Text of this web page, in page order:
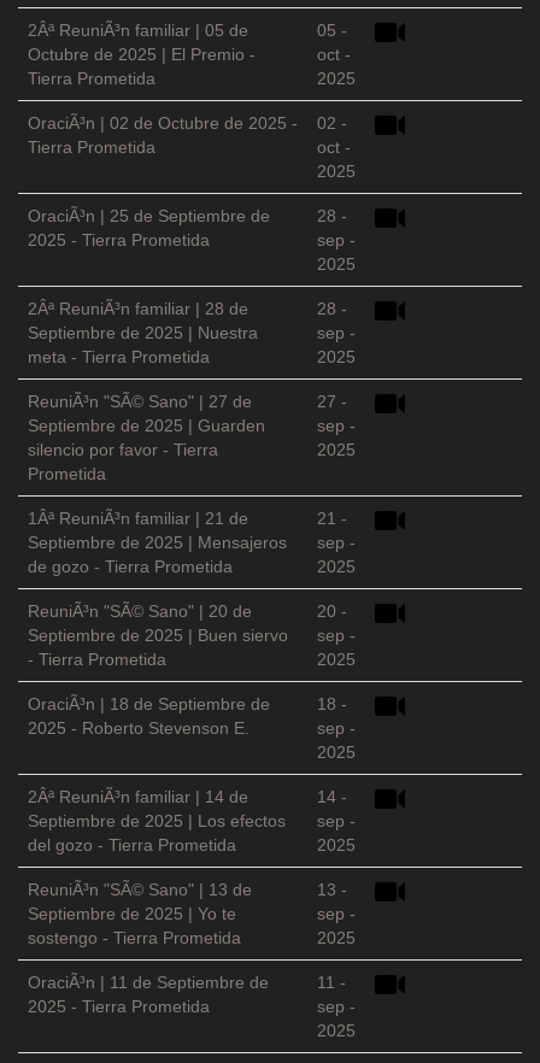
2Âª ReuniÃ³n familiar | 05 de
Octubre de 2025 | El Premio -
Tierra Prometida
05 -
oct -
2025
OraciÃ³n | 02 de Octubre de 2025 -
Tierra Prometida
02 -
oct -
2025
OraciÃ³n | 25 de Septiembre de
2025 - Tierra Prometida
28 -
sep -
2025
2Âª ReuniÃ³n familiar | 28 de
Septiembre de 2025 | Nuestra
meta - Tierra Prometida
28 -
sep -
2025
ReuniÃ³n "SÃ© Sano" | 27 de
Septiembre de 2025 | Guarden
silencio por favor - Tierra
Prometida
27 -
sep -
2025
1Âª ReuniÃ³n familiar | 21 de
Septiembre de 2025 | Mensajeros
de gozo - Tierra Prometida
21 -
sep -
2025
ReuniÃ³n "SÃ© Sano" | 20 de
Septiembre de 2025 | Buen siervo
- Tierra Prometida
20 -
sep -
2025
OraciÃ³n | 18 de Septiembre de
2025 - Roberto Stevenson E.
18 -
sep -
2025
2Âª ReuniÃ³n familiar | 14 de
Septiembre de 2025 | Los efectos
del gozo - Tierra Prometida
14 -
sep -
2025
ReuniÃ³n "SÃ© Sano" | 13 de
Septiembre de 2025 | Yo te
sostengo - Tierra Prometida
13 -
sep -
2025
OraciÃ³n | 11 de Septiembre de
2025 - Tierra Prometida
11 -
sep -
2025